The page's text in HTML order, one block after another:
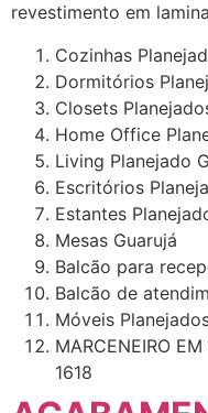
revestimento em
Cozinhas
Dormitórios
Closets
Home Office
Living Planejado
Escritórios
Estantes
Mesas Guarujá
Balcão para
Balcão de
Móveis
MARCENEIRO
1618